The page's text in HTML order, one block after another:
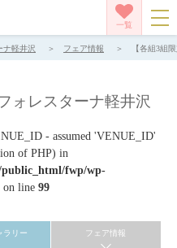
一覧
ナ軽井沢 フェア情報 【各組3組
ォレスターナ軽井沢
- assumed 'VENUE_ID'
of PHP) in
public_html/fwp/wp-
on line 99
ラリー フェア情報